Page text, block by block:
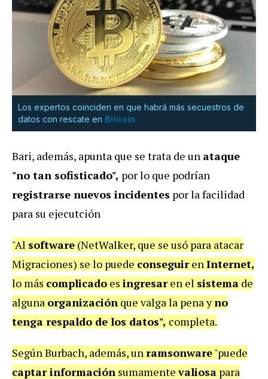
Los expertos coinciden en que habrá más secuestros de
datos con rescate en Bitcoin
Bari, además, apunta que se trata de un ataque
"no tan sofisticado", por lo que podrían
registrarse nuevos incidentes por la facilidad
para su ejecutción
"Al software (NetWalker, que se usó para atacar
Migraciones) se lo puede conseguiren Internet,
lo más complicado es ingresaren el sistema de
alguna organización que valga la pena yno
tenga respaldo de los datos", completa.
Según Burbach, además, un ramsonware"puede
captar información sumamentevaliosa para